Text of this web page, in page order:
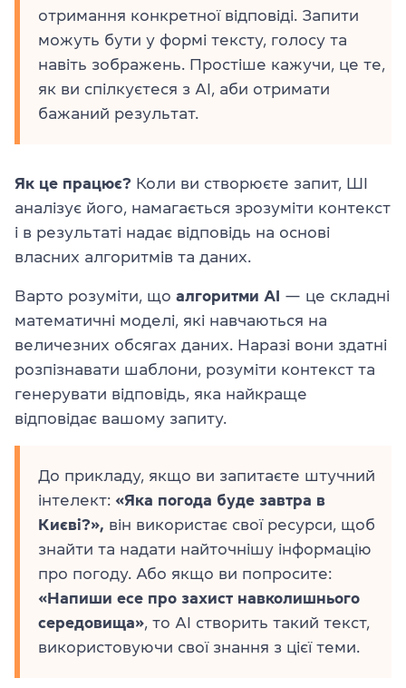
отримання конкретної відповіді. Запити
можуть бути у формі тексту, голосу та
навіть зображень. Простіше кажучи, це те,
як ви спілкуєтеся з AI, аби отримати
бажаний результат.
Як це працює? Коли ви створюєте запит, ШІ
аналізує його, намагається зрозуміти контекст
і в результаті надає відповідь на основі
власних алгоритмів та даних.
Варто розуміти, що алгоритми AI — це складні
математичні моделі, які навчаються на
величезних обсягах даних. Наразі вони здатні
розпізнавати шаблони, розуміти контекст та
генерувати відповідь, яка найкраще
відповідає вашому запиту.
До прикладу, якщо ви запитаєте штучний
інтелект: «Яка погода буде завтра в
Києві?», він використає свої ресурси, щоб
знайти та надати найточнішу інформацію
про погоду. Або якщо ви попросите:
«Напиши есе про захист навколишнього
середовища» , то AI створить такий текст,
використовуючи свої знання з цієї теми.